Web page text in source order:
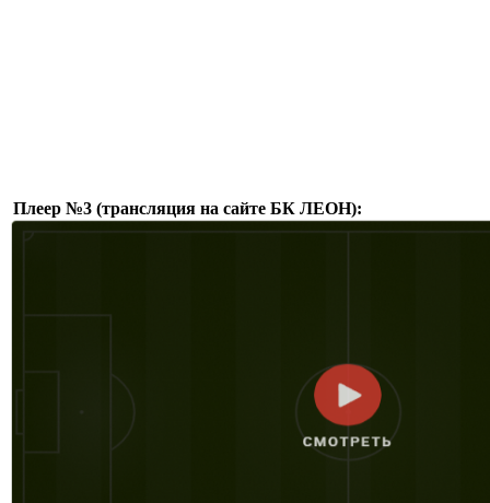
Плеер №3 (трансляция на сайте БК ЛЕОН):